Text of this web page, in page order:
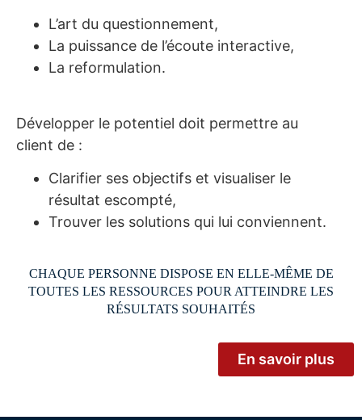
L’art du questionnement,
La puissance de l’écoute interactive,
La reformulation.
Développer le potentiel doit permettre au
client de :
Clarifier ses objectifs et visualiser le
résultat escompté,
Trouver les solutions qui lui conviennent.
CHAQUE PERSONNE DISPOSE EN ELLE-MÊME DE
TOUTES LES RESSOURCES POUR ATTEINDRE LES
RÉSULTATS SOUHAITÉS
En savoir plus